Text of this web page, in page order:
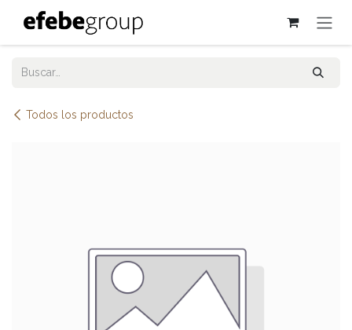
Ir al contenido
Todos los productos